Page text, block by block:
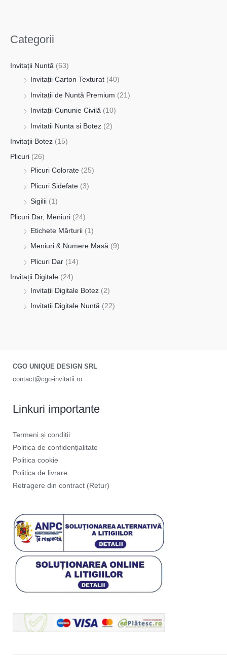
Categorii
Invitații Nuntă (63)
Invitații Carton Texturat (40)
Invitații de Nuntă Premium (21)
Invitații Cununie Civilă (10)
Invitatii Nunta si Botez (2)
Invitații Botez (15)
Plicuri (26)
Plicuri Colorate (25)
Plicuri Sidefate (3)
Sigilii (1)
Plicuri Dar, Meniuri (24)
Etichete Mărturii (1)
Meniuri & Numere Masă (9)
Plicuri Dar (14)
Invitații Digitale (24)
Invitații Digitale Botez (2)
Invitații Digitale Nuntă (22)
CGO UNIQUE DESIGN SRL
contact@cgo-invitatii.ro
Linkuri importante
Termeni și condiții
Politica de confidențialitate
Politica cookie
Politica de livrare
Retragere din contract (Retur)